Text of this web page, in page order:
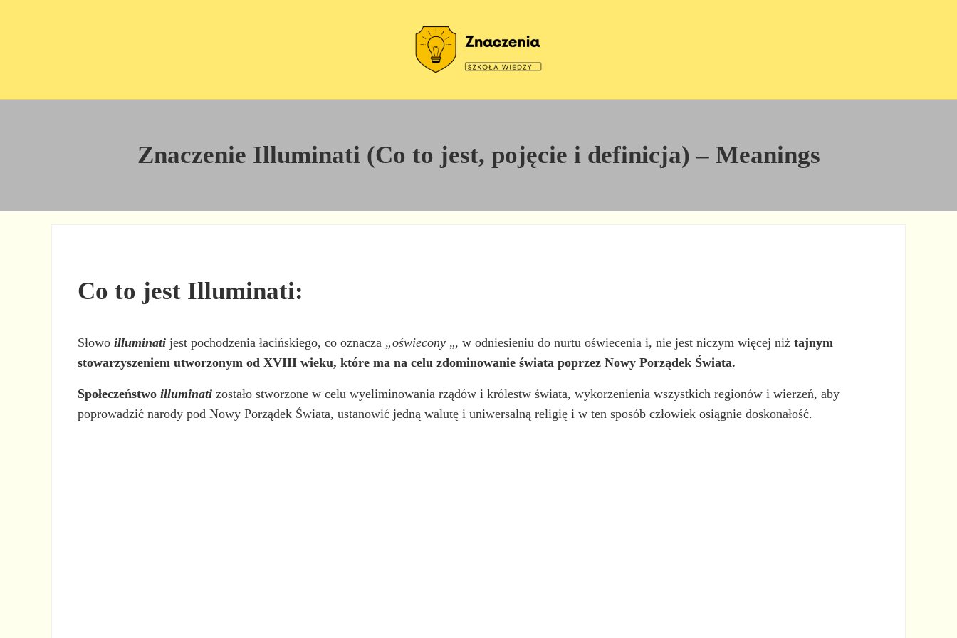
Znaczenie Illuminati (Co to jest, pojęcie i definicja) – Meanings
Co to jest Illuminati:
Słowoilluminati jest pochodzenia łacińskiego, co oznacza „oświecony „, w odniesieniu do nurtu oświecenia i, nie jest niczym więcej niżtajnym
stowarzyszeniem utworzonym od XVIII wieku, które ma na celu zdominowanie świata poprzez Nowy Porządek Świata.
Społeczeństwoilluminati zostało stworzone w celu wyeliminowania rządów i królestw świata, wykorzenienia wszystkich regionów i wierzeń, aby
poprowadzić narody pod Nowy Porządek Świata, ustanowić jedną walutę i uniwersalną religię i w ten sposób człowiek osiągnie doskonałość.